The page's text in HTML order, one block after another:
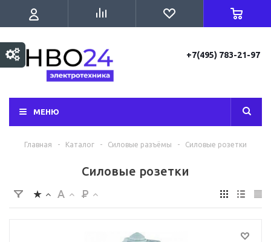
+7(495) 783-21-97
МЕНЮ
Главная - Каталог - Силовые разъёмы - Силовые розетки
Силовые розетки